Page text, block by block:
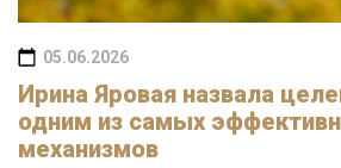
05.06.2026
Ирина Яровая назвала
одним из самых
механизмов